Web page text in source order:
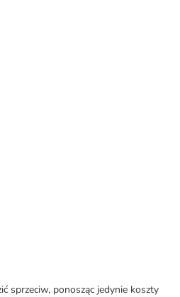
sprzeciw, ponosząc jedynie koszty